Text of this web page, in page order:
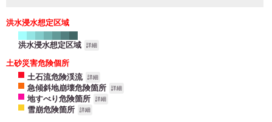
洪水浸水想定区域
洪水浸水想定区域 詳細
土砂災害危険個所
土石流危険渓流
詳細
急傾斜地崩壊危険箇所 詳細
地すべり危険箇所 詳細
雪崩危険箇所 詳細